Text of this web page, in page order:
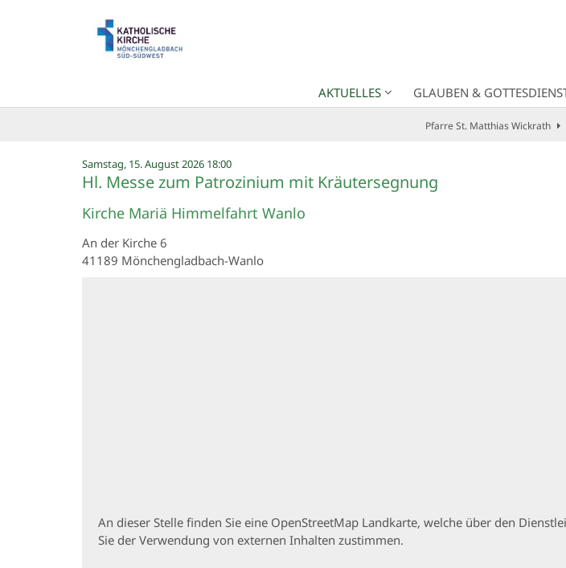
AKTUELLES GLAUBEN &
Pfarre St. Matthias Wickrath
Samstag, 15. August 2026 18:00:
Hl. Messe zum Patrozinium mit Kräutersegnung
Kirche Mariä Himmelfahrt Wanlo
An der Kirche 6
41189 Mönchengladbach-Wanlo
An dieser Stelle finden Sie eine OpenStreetMap Landkarte, welche über den
Sie der Verwendung von externen Inhalten zustimmen.